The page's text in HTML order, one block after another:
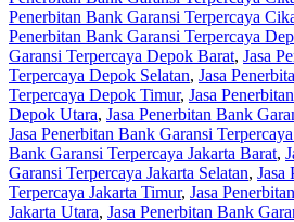
Penerbitan Bank Garansi Terpercaya
Penerbitan Bank Garansi Terpercaya
Garansi Terpercaya Depok Barat, Jasa
Terpercaya Depok Selatan, Jasa
Terpercaya Depok Timur, Jasa
Depok Utara, Jasa Penerbitan Bank
Jasa Penerbitan Bank Garansi
Bank Garansi Terpercaya Jakarta Barat,
Garansi Terpercaya Jakarta Selatan, Jasa
Terpercaya Jakarta Timur, Jasa
Jakarta Utara, Jasa Penerbitan Bank